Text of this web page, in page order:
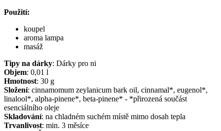
Použití:
koupel
aroma lampa
masáž
Tipy na dárky: Dárky pro ni
Objem: 0,01 l
Hmotnost: 30 g
Složení: cinnamomum zeylanicum bark oil, cinnamal*, eugenol*,
linalool*, alpha-pinene*, beta-pinene* - *přirozená součást
esenciálního oleje
Skladování: na chladném suchém místě mimo dosah tepla
Trvanlivost: min. 3 měsíce